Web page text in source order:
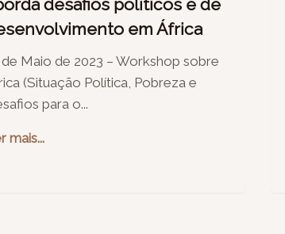
desafios políticos e de
em África
de Maio de 2023 – Workshop sobre
(Situação Política, Pobreza e
para o...
mais...